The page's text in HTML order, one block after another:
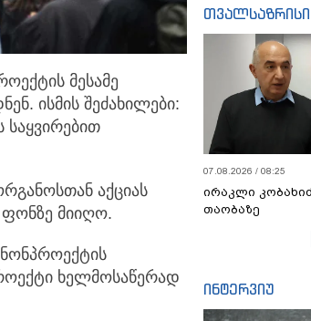
მესამე
ისმის შეძახილები:
საყვირებით
აქციას
მიიღო.
ხელმოსაწერად
თვალსაზრისი
07.08.2026 / 08:25
ირაკლი
თაობაზე
ინტერვიუ